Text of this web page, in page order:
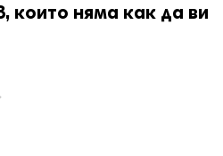
които няма как да ви